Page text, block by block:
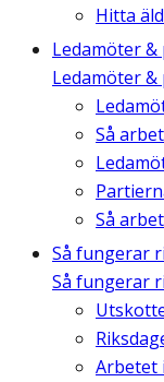
Hitta
Ledamöter
Ledamöter
Så
Så
Så fungerar
Så fungerar
Arbetet